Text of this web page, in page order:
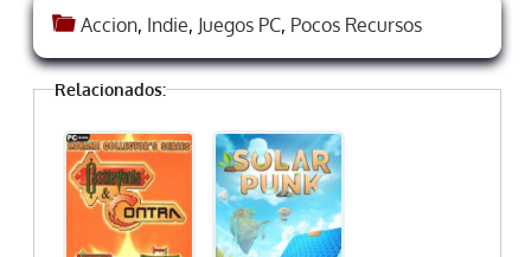
Accion, Indie, Juegos PC, Pocos Recursos
Relacionados: